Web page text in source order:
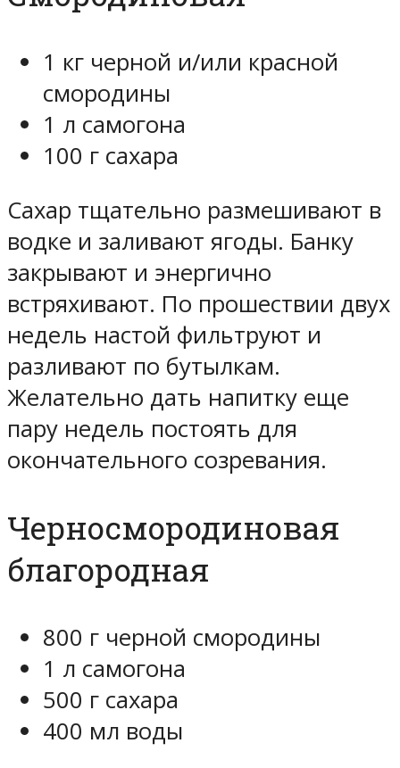
1 кг черной и/или красной
смородины
1 л самогона
100 г сахара
Сахар тщательно размешивают в
водке и заливают ягоды. Банку
закрывают и энергично
встряхивают. По прошествии двух
недель настой фильтруют и
разливают по бутылкам.
Желательно дать напитку еще
пару недель постоять для
окончательного созревания.
Черносмородиновая
благородная
800 г черной смородины
1 л самогона
500 г сахара
400 мл воды